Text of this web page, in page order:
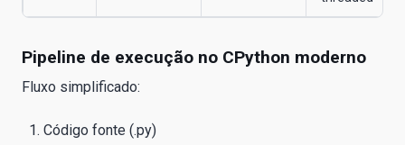
Pipeline de execução no CPython moderno
Fluxo simplificado:
Código fonte (.py)